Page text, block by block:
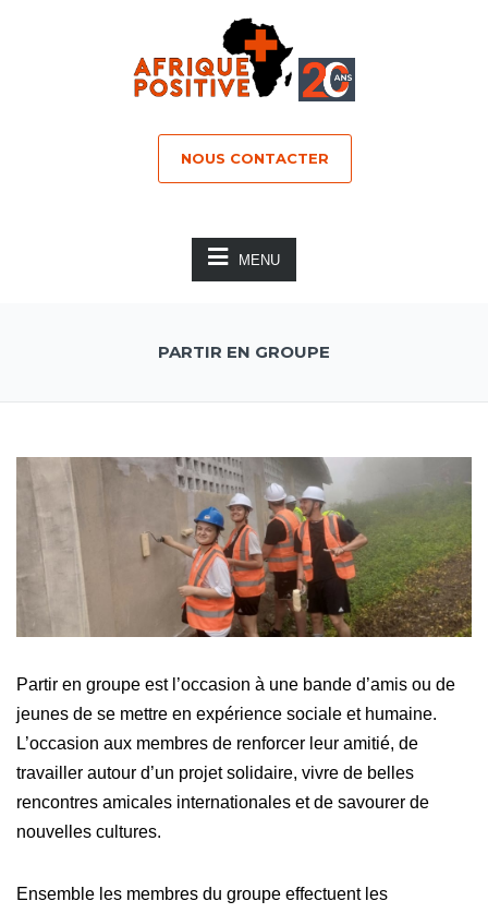
NOUS CONTACTER
MENU
PARTIR EN GROUPE
Partir en groupe est l’occasion à une bande d’amis ou de
jeunes de se mettre en expérience sociale et humaine.
L’occasion aux membres de renforcer leur amitié, de
travailler autour d’un projet solidaire, vivre de belles
rencontres amicales internationales et de savourer de
nouvelles cultures.
Ensemble les membres du groupe effectuent les